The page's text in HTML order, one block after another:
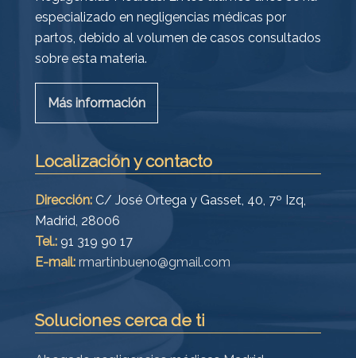
especializado en negligencias médicas por
partos, debido al volumen de casos consultados
sobre esta materia.
Más información
Localización y contacto
Dirección: C/ José Ortega y Gasset, 40, 7º Izq,
Madrid, 28006
Tel.: 91 319 90 17
E-mail: rmartinbueno@gmail.com
Soluciones cerca de ti